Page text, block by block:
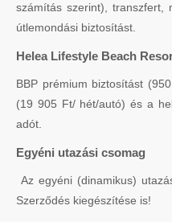
számítás szerint), transzfert,
útlemondási biztosítást.
Helea Lifestyle Beach
BBP prémium biztosítást
(19 905 Ft/ hét/autó) és a
adót.
Egyéni utazási csomag
Az egyéni (dinamikus)
Szerződés kiegészítése is!